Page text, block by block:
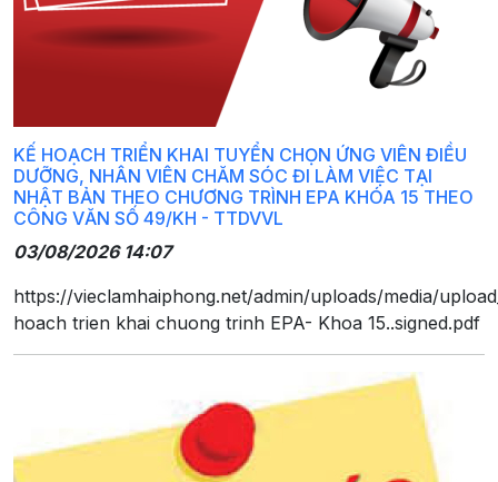
KẾ HOẠCH TRIỂN KHAI TUYỂN CHỌN ỨNG VIÊN ĐIỀU
DƯỠNG, NHÂN VIÊN CHĂM SÓC ĐI LÀM VIỆC TẠI
NHẬT BẢN THEO CHƯƠNG TRÌNH EPA KHÓA 15 THEO
CÔNG VĂN SỐ 49/KH - TTDVVL
03/08/2026 14:07
https://vieclamhaiphong.net/admin/uploads/media/
hoach trien khai chuong trinh EPA- Khoa 15..signed.pdf